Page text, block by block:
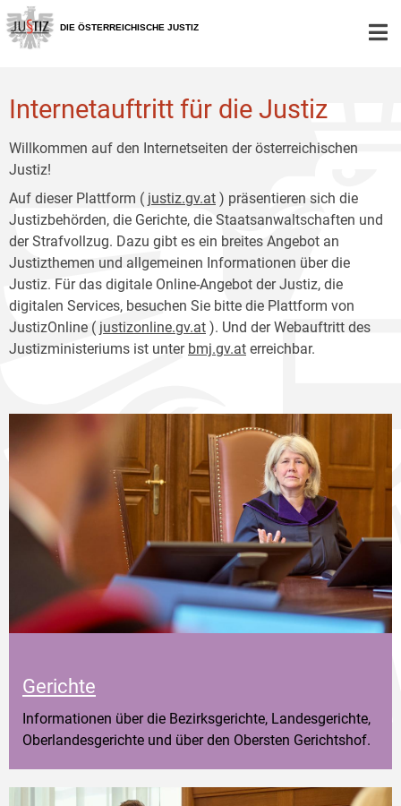
Zur
Hauptnavigation
[1]
Zum
Inhalt
[2]
DIE ÖSTERREICHISCHE JUSTIZ
Internetauftritt für die Justiz
Willkommen auf den Internetseiten der österreichischen
Justiz!
Auf dieser Plattform ( justiz.gv.at ) präsentieren sich die
Justizbehörden, die Gerichte, die Staatsanwaltschaften und
der Strafvollzug. Dazu gibt es ein breites Angebot an
Justizthemen und allgemeinen Informationen über die
Justiz. Für das digitale Online-Angebot der Justiz, die
digitalen Services, besuchen Sie bitte die Plattform von
JustizOnline ( justizonline.gv.at ). Und der Webauftritt des
Justizministeriums ist unter bmj.gv.at erreichbar.
Gerichte
Informationen über die Bezirksgerichte, Landesgerichte,
Oberlandesgerichte und über den Obersten Gerichtshof.